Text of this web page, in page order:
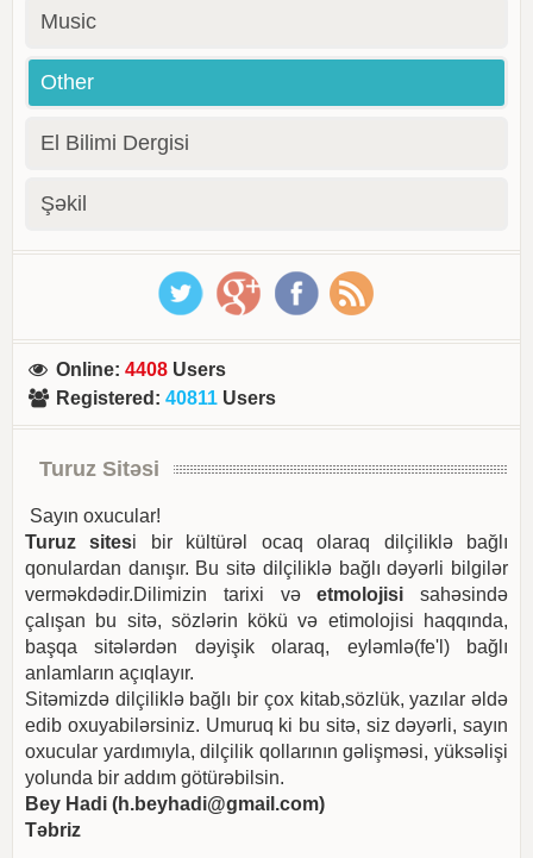
Music
Other
El Bilimi Dergisi
Şəkil
Online:4408 Users
Registered :40811 Users
Turuz Sitəsi
Sayın oxucular!
Turuz sitesi bir kültürəl ocaq olaraq dilçiliklə bağlı
qonulardan danışır. Bu sitə dilçiliklə bağlı dəyərli bilgilər
verməkdədir.Dilimizin tarixi vəetmolojisi sahəsində
çalışan bu sitə, sözlərin kökü və etimolojisi haqqında,
başqa sitələrdən dəyişik olaraq, eyləmlə(fe'l) bağlı
anlamların açıqlayır.
Sitəmizdə dilçiliklə bağlı bir çox kitab,sözlük, yazılar əldə
edib oxuyabilərsiniz. Umuruq ki bu sitə, siz dəyərli, sayın
oxucular yardımıyla, dilçilik qollarının gəlişməsi, yüksəlişi
yolunda bir addım götürəbilsin.
Bey Hadi (h.beyhadi@gmail.com)
Təbriz